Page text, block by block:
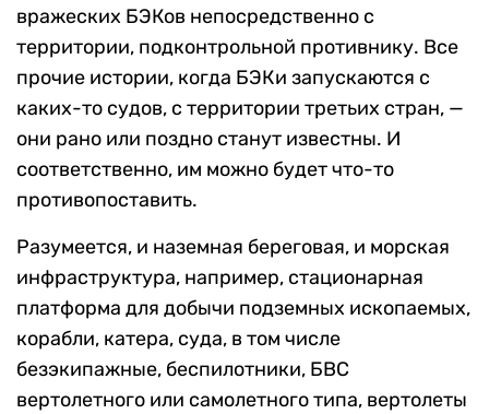
вражеских БЭКов непосредственно с
территории, подконтрольной противнику. Все
прочие истории, когда БЭКи запускаются с
каких-то судов, с территории третьих стран, —
они рано или поздно станут известны. И
соответственно, им можно будет что-то
противопоставить.
Разумеется, и наземная береговая, и морская
инфраструктура, например, стационарная
платформа для добычи подземных ископаемых,
корабли, катера, суда, в том числе
безэкипажные, беспилотники, БВС
вертолетного или самолетного типа, вертолеты